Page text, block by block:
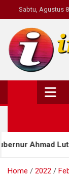
to
content
Sabtu, Agustus
Luthfi:
Home 2022